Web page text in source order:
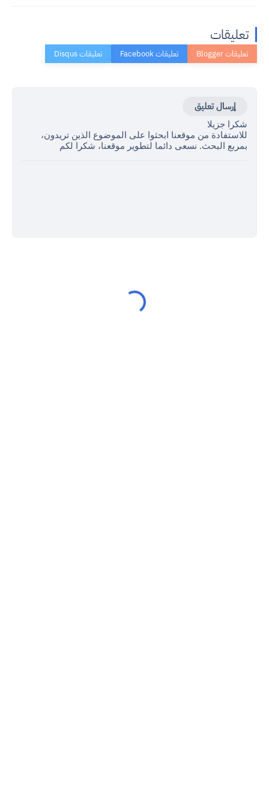
تعليقات
إرسال تعليق
شكرا جزيلا
للاستفادة من موقعنا ابحثوا على الموضوع الذين تريدون،
بمربع البحث. نسعى دائما لتطوير موقعنا، شكرا لكم